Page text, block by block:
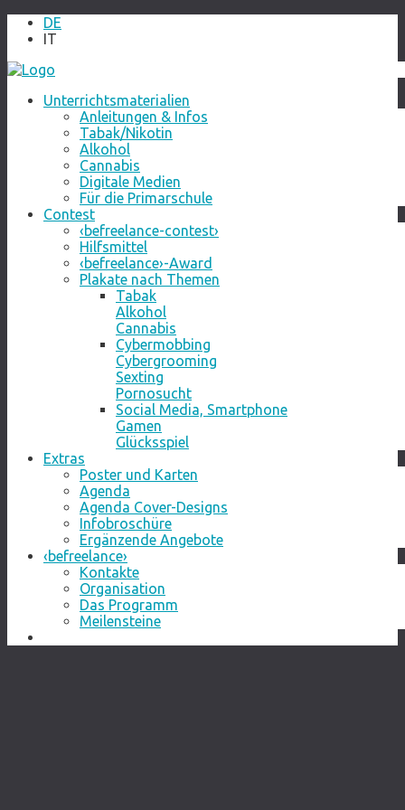
DE
IT
Unterrichtsmaterialien
Anleitungen & Infos
Tabak/Nikotin
Alkohol
Cannabis
Digitale Medien
Für die Primarschule
Contest
‹befreelance-contest›
Hilfsmittel
‹befreelance›-Award
Plakate nach Themen
Tabak
Alkohol
Cannabis
Cybermobbing
Cybergrooming
Sexting
Pornosucht
Social Media, Smartphone
Gamen
Glücksspiel
Extras
Poster und Karten
Agenda
Agenda Cover-Designs
Infobroschüre
Ergänzende Angebote
‹befreelance›
Kontakte
Organisation
Das Programm
Meilensteine